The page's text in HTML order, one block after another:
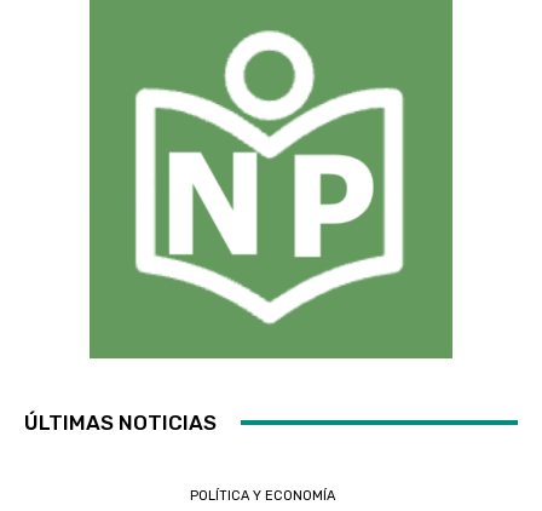
ÚLTIMAS NOTICIAS
POLÍTICA Y ECONOMÍA